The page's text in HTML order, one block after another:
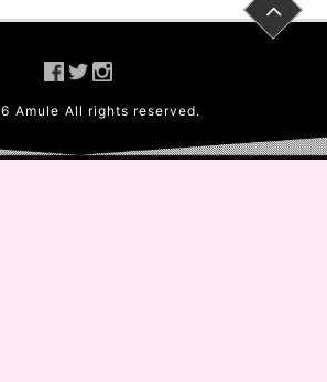
Amule All rights reserved.